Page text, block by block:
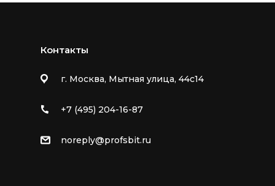
Контакты
г. Москва, Мытная улица, 44с14
+7 (495) 204-16-87
noreply@profsbit.ru